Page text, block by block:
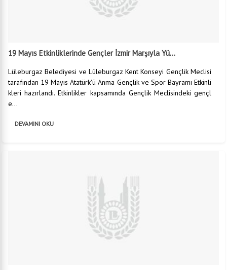
19 Mayıs Etkinliklerinde Gençler İzmir Marşıyla Yü...
Lüleburgaz Belediyesi ve Lüleburgaz Kent Konseyi Gençlik Meclisi
tarafından 19 Mayıs Atatürk'ü Anma Gençlik ve Spor Bayramı Etkinli
kleri hazırlandı. Etkinlikler kapsamında Gençlik Meclisindeki gençl
e...
DEVAMINI OKU